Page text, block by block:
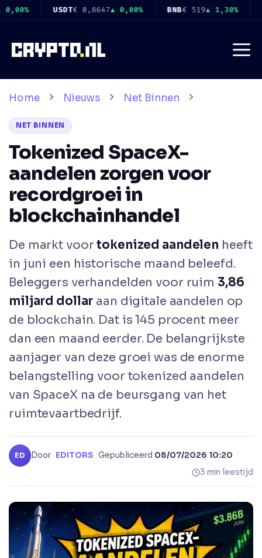
Ga
inhoud
BNB€ 519 ▲ 1,30% USDC € 0,8649 ▲ 0,00% XRP€ 0,8978
Home Nieuws Net Binnen
NET BINNEN
Tokenized SpaceX-
aandelen zorgen voor
recordgroei in
blockchainhandel
De markt voortokenized aandelen heeft
in juni een historische maand beleefd.
Beleggers verhandelden voor ruim 3,86
miljard dollar aan digitale aandelen op
de blockchain. Dat is 145 procent meer
dan een maand eerder. De belangrijkste
aanjager van deze groei was de enorme
belangstelling voor tokenized aandelen
van SpaceX na de beursgang van het
ruimtevaartbedrijf.
ED Door EDITORS ·Gepubliceerd 08/07/2026 10:20
3 min leestijd